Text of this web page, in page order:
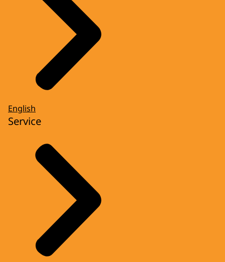
English
Service